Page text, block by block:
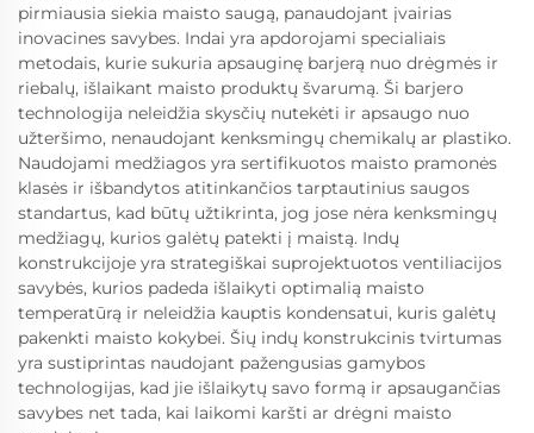
pirmiausia siekia maisto saugą, panaudojant įvairias
inovacines savybes. Indai yra apdorojami specialiais
metodais, kurie sukuria apsauginę barjerą nuo drėgmės ir
riebalų, išlaikant maisto produktų švarumą. Ši barjero
technologija neleidžia skysčių nutekėti ir apsaugo nuo
užteršimo, nenaudojant kenksmingų chemikalų ar plastiko.
Naudojami medžiagos yra sertifikuotos maisto pramonės
klasės ir išbandytos atitinkančios tarptautinius saugos
standartus, kad būtų užtikrinta, jog jose nėra kenksmingų
medžiagų, kurios galėtų patekti į maistą. Indų
konstrukcijoje yra strategiškai suprojektuotos ventiliacijos
savybės, kurios padeda išlaikyti optimalią maisto
temperatūrą ir neleidžia kauptis kondensatui, kuris galėtų
pakenkti maisto kokybei. Šių indų konstrukcinis tvirtumas
yra sustiprintas naudojant pažengusias gamybos
technologijas, kad jie išlaikytų savo formą ir apsaugančias
savybes net tada, kai laikomi karšti ar drėgni maisto